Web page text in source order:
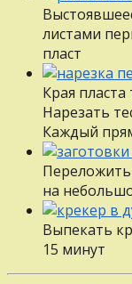
листами
пласт
Края
Нарезать
Каждый
на
Выпекать
15 минут